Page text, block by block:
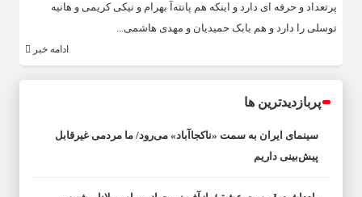
پرتعداد و حرفه ای دارد و اینکه هم پانته‌آ بهرام و نیکی کریمی و هانیه
توسلی را دارد و هم بابک حمیدیان و مهدی هاشمی...
ادامه خبر
پربازدیدترین ها
سینمای ایران به سمت «ناکجاآباد» می‌رود/ ما مردمی غیرقابل
پیش‌بینی داریم